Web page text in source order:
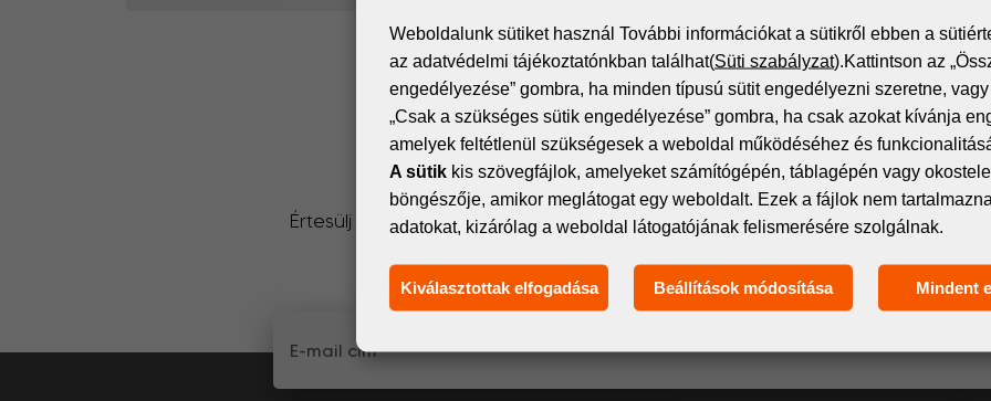
Iratkozz fel a hírlevélre!
Értesülj elsőként a digitális nyomtatás világának legfrissebb eseményeiről és
Weboldalunk sütiket használ További információkat a sütikről ebben a
az adatvédelmi tájékoztatónkban találhat(Süti szabályzat).Kattintson az
engedélyezése” gombra, ha minden típusú sütit engedélyezni szeretne,
„Csak a szükséges sütik engedélyezése” gombra, ha csak azokat kívánja
amelyek feltétlenül szükségesek a weboldal működéséhez és
A sütik kis szövegfájlok, amelyeket számítógépén, táblagépén vagy
böngészője, amikor meglátogat egy weboldalt. Ezek a fájlok nem
adatokat, kizárólag a weboldal látogatójának felismerésére szolgálnak.
Kiválasztottak elfogadása Beállítások módosítása Mindent